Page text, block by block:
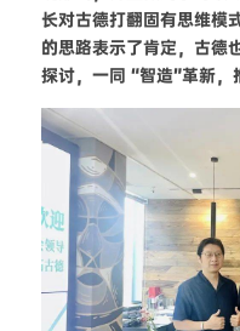
长对古德打翻固有思维模
的思路表示了肯定，古德
探讨，一同 “智造”革新，